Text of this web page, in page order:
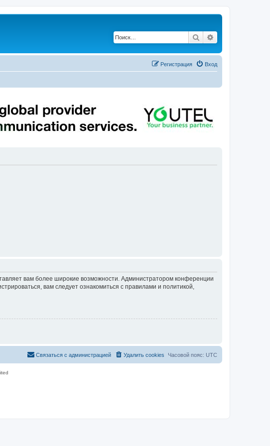
Поиск
Вход
Регистрация
вам более широкие возможности. Администратором конференции
вам следует ознакомиться с правилами и политикой,
Часовой пояс: UTC
Удалить cookies
Связаться с администрацией